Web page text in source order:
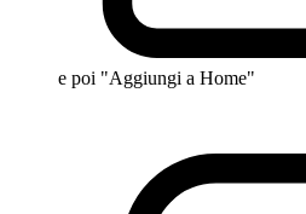
e poi "Aggiungi a Home"